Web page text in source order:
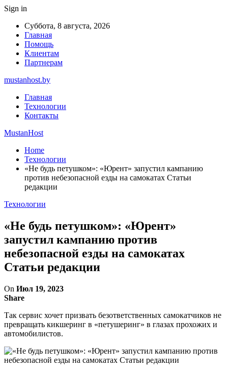
Sign in
Суббота, 8 августа, 2026
Главная
Помощь
Клиентам
Партнерам
mustanhost.by
Главная
Технологии
Контакты
MustanHost
Home
Технологии
«Не будь петушком»: «Юрент» запустил кампанию
против небезопасной езды на самокатах Статьи
редакции
Технологии
«Не будь петушком»: «Юрент»
запустил кампанию против
небезопасной езды на самокатах
Статьи редакции
On Июл 19, 2023
Share
Так сервис хочет призвать безответственных самокатчиков не
превращать кикшеринг в «петушеринг» в глазах прохожих и
автомобилистов.